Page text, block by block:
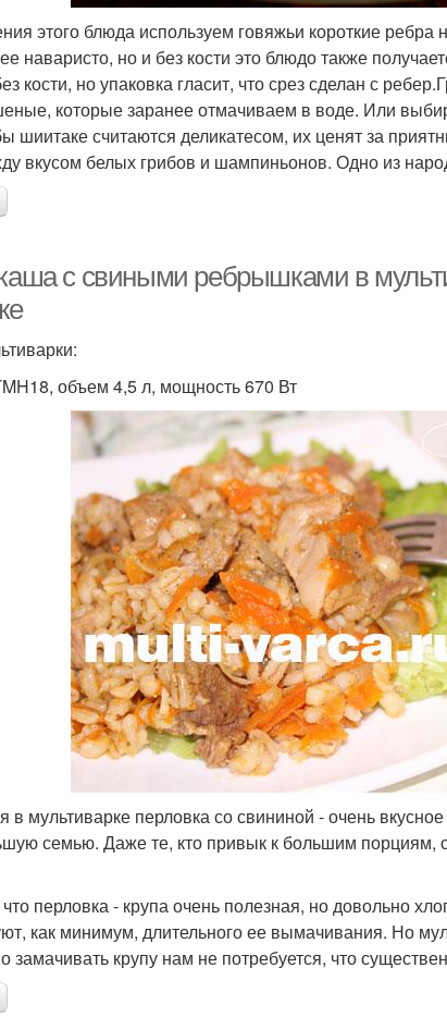
этого блюда используем говяжьи короткие ребра
наваристо, но и без кости это блюдо также
кости, но упаковка гласит, что срез сделан с
которые заранее отмачиваем в воде. Или
шиитаке считаются деликатесом, их ценят за
вкусом белых грибов и шампиньонов. Одно из
с свиными ребрышками в
объем 4,5 л, мощность 670 Вт
в мультиварке перловка со свининой - очень
семью. Даже те, кто привык к большим порциям,
перловка - крупа очень полезная, но довольно
как минимум, длительного ее вымачивания. Но
замачивать крупу нам не потребуется, что